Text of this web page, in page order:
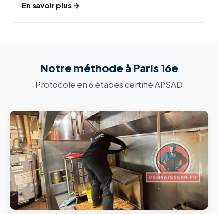
En savoir plus →
Notre méthode à Paris 16e
Protocole en 6 étapes certifié APSAD